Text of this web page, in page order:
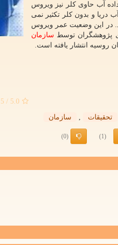
آب حاوی کلر نیز ویروس
دریا و بدون کلر تکثیر نمی
در این وضعیت عمر ویروس
پژوهشگران توسط سازمان
روسیه انتشار یافته است.
5.0
/ 5
تحقیقات , سازمان
(1)
(0)